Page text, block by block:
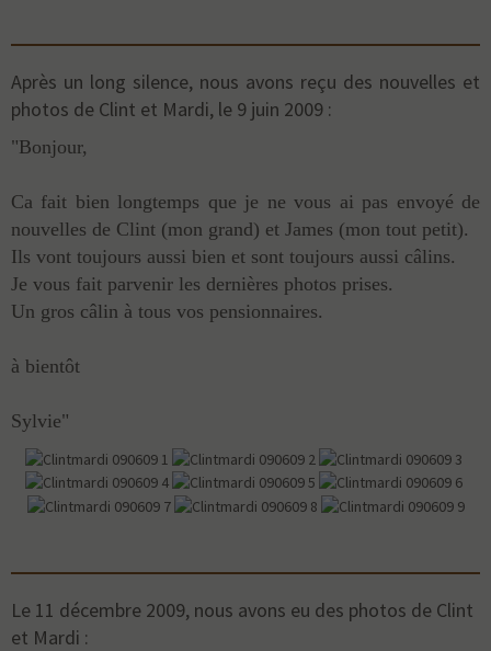
Après un long silence, nous avons reçu des nouvelles et
photos de Clint et Mardi, le 9 juin 2009 :
"Bonjour,
Ca fait bien longtemps que je ne vous ai pas envoyé de
nouvelles de Clint (mon grand) et James (mon tout petit).
Ils vont toujours aussi bien et sont toujours aussi câlins.
Je vous fait parvenir les dernières photos prises.
Un gros câlin à tous vos pensionnaires.
à bientôt
Sylvie"
Le 11 décembre 2009, nous avons eu des photos de Clint
et Mardi :